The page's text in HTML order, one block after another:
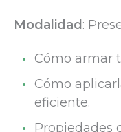
Modalidad :
Cómo armar
Cómo
eficiente.
Propiedades